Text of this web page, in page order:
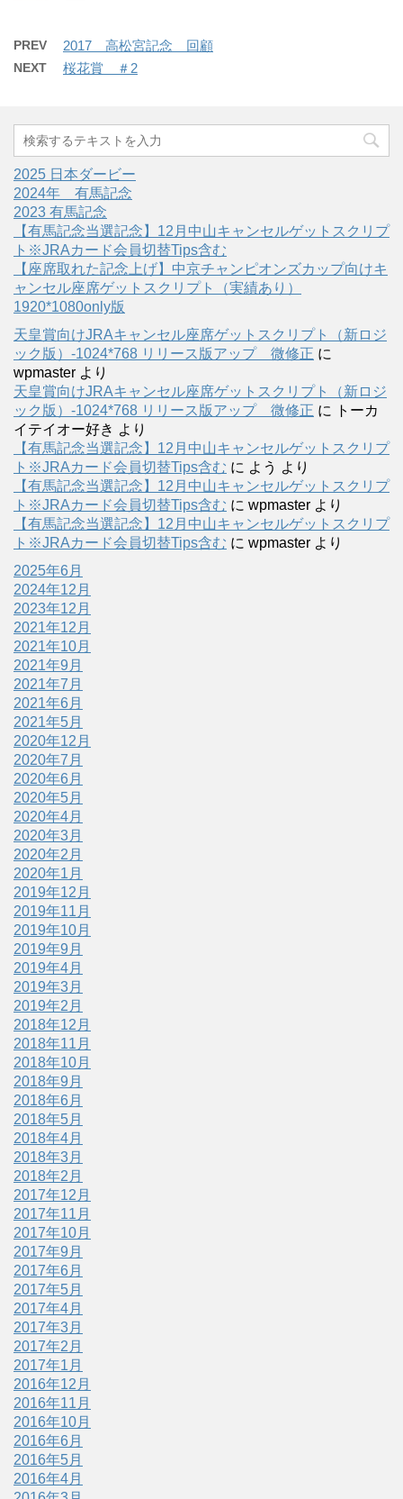
PREV 2017 高松宮記念 回顧
NEXT 桜花賞 ＃2
2025 日本ダービー
2024年 有馬記念
2023 有馬記念
【有馬記念当選記念】12月中山キャンセルゲットスクリプ
ト※JRAカード会員切替Tips含む
【座席取れた記念上げ】中京チャンピオンズカップ向けキ
ャンセル座席ゲットスクリプト（実績あり）
1920*1080only版
天皇賞向けJRAキャンセル座席ゲットスクリプト（新ロジ
ック版）-1024*768 リリース版アップ 微修正 に
wpmaster より
天皇賞向けJRAキャンセル座席ゲットスクリプト（新ロジ
ック版）-1024*768 リリース版アップ 微修正 に
トーカ
イテイオー好き より
【有馬記念当選記念】12月中山キャンセルゲットスクリプ
ト※JRAカード会員切替Tips含む に よう より
【有馬記念当選記念】12月中山キャンセルゲットスクリプ
ト※JRAカード会員切替Tips含む に wpmaster より
【有馬記念当選記念】12月中山キャンセルゲットスクリプ
ト※JRAカード会員切替Tips含む に wpmaster より
2025年6月
2024年12月
2023年12月
2021年12月
2021年10月
2021年9月
2021年7月
2021年6月
2021年5月
2020年12月
2020年7月
2020年6月
2020年5月
2020年4月
2020年3月
2020年2月
2020年1月
2019年12月
2019年11月
2019年10月
2019年9月
2019年4月
2019年3月
2019年2月
2018年12月
2018年11月
2018年10月
2018年9月
2018年6月
2018年5月
2018年4月
2018年3月
2018年2月
2017年12月
2017年11月
2017年10月
2017年9月
2017年6月
2017年5月
2017年4月
2017年3月
2017年2月
2017年1月
2016年12月
2016年11月
2016年10月
2016年6月
2016年5月
2016年4月